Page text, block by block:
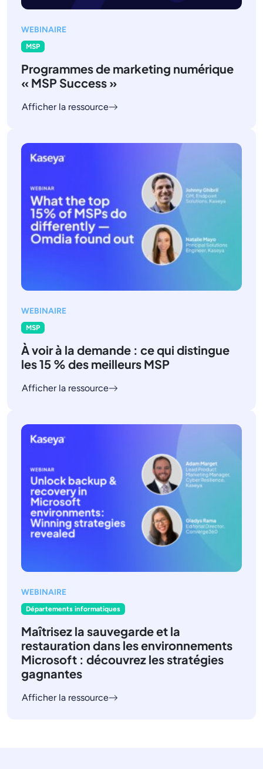
WEBINAIRE
MSP
Programmes de marketing numérique
« MSP Success »
Afficher la ressource
WEBINAIRE
MSP
À voir à la demande : ce qui distingue
les 15 % des meilleurs MSP
Afficher la ressource
WEBINAIRE
Départements informatiques
Maîtrisez la sauvegarde et la
restauration dans les environnements
Microsoft : découvrez les stratégies
gagnantes
Afficher la ressource